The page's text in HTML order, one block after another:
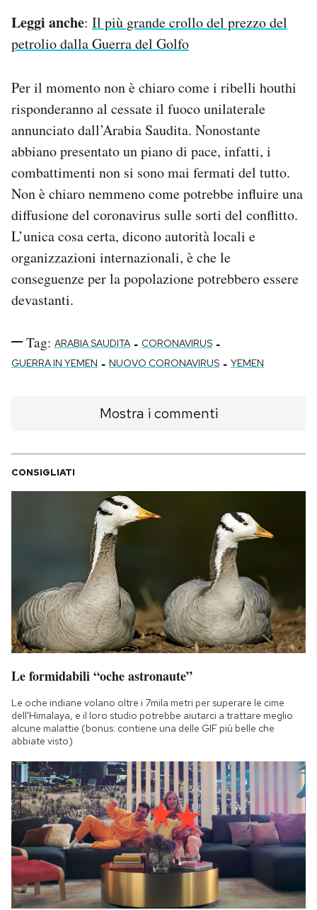
Leggi anche: Il più grande crollo del prezzo del
petrolio dalla Guerra del Golfo
Per il momento non è chiaro come i ribelli houthi
risponderanno al cessate il fuoco unilaterale
annunciato dall’Arabia Saudita. Nonostante
abbiano presentato un piano di pace, infatti, i
combattimenti non si sono mai fermati del tutto.
Non è chiaro nemmeno come potrebbe influire una
diffusione del coronavirus sulle sorti del conflitto.
L’unica cosa certa, dicono autorità locali e
organizzazioni internazionali, è che le
conseguenze per la popolazione potrebbero essere
devastanti.
Tag: ARABIA SAUDITA - CORONAVIRUS -
GUERRA IN YEMEN - NUOVO CORONAVIRUS - YEMEN
Mostra i commenti
CONSIGLIATI
Le formidabili “oche astronaute”
Le oche indiane volano oltre i 7mila metri per superare le cime
dell'Himalaya, e il loro studio potrebbe aiutarci a trattare meglio
alcune malattie (bonus: contiene una delle GIF più belle che
abbiate visto)